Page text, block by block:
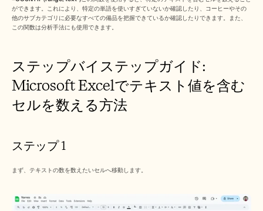
ができます。これにより、特定の単語を使いすぎていないか確認したり、コーヒーやその
他のサブカテゴリに必要なすべての備品を把握できているか確認したりできます。また、
この関数は分析手法にも使用できます。
ステップバイステップガイド:
Microsoft Excelでテキスト値を含む
セルを数える方法
ステップ 1
まず、テキストの数を数えたいセルへ移動します。
ヘルプセンター
変更管理
セールスイネーブルメント
プリセールス
トレーニング
See more